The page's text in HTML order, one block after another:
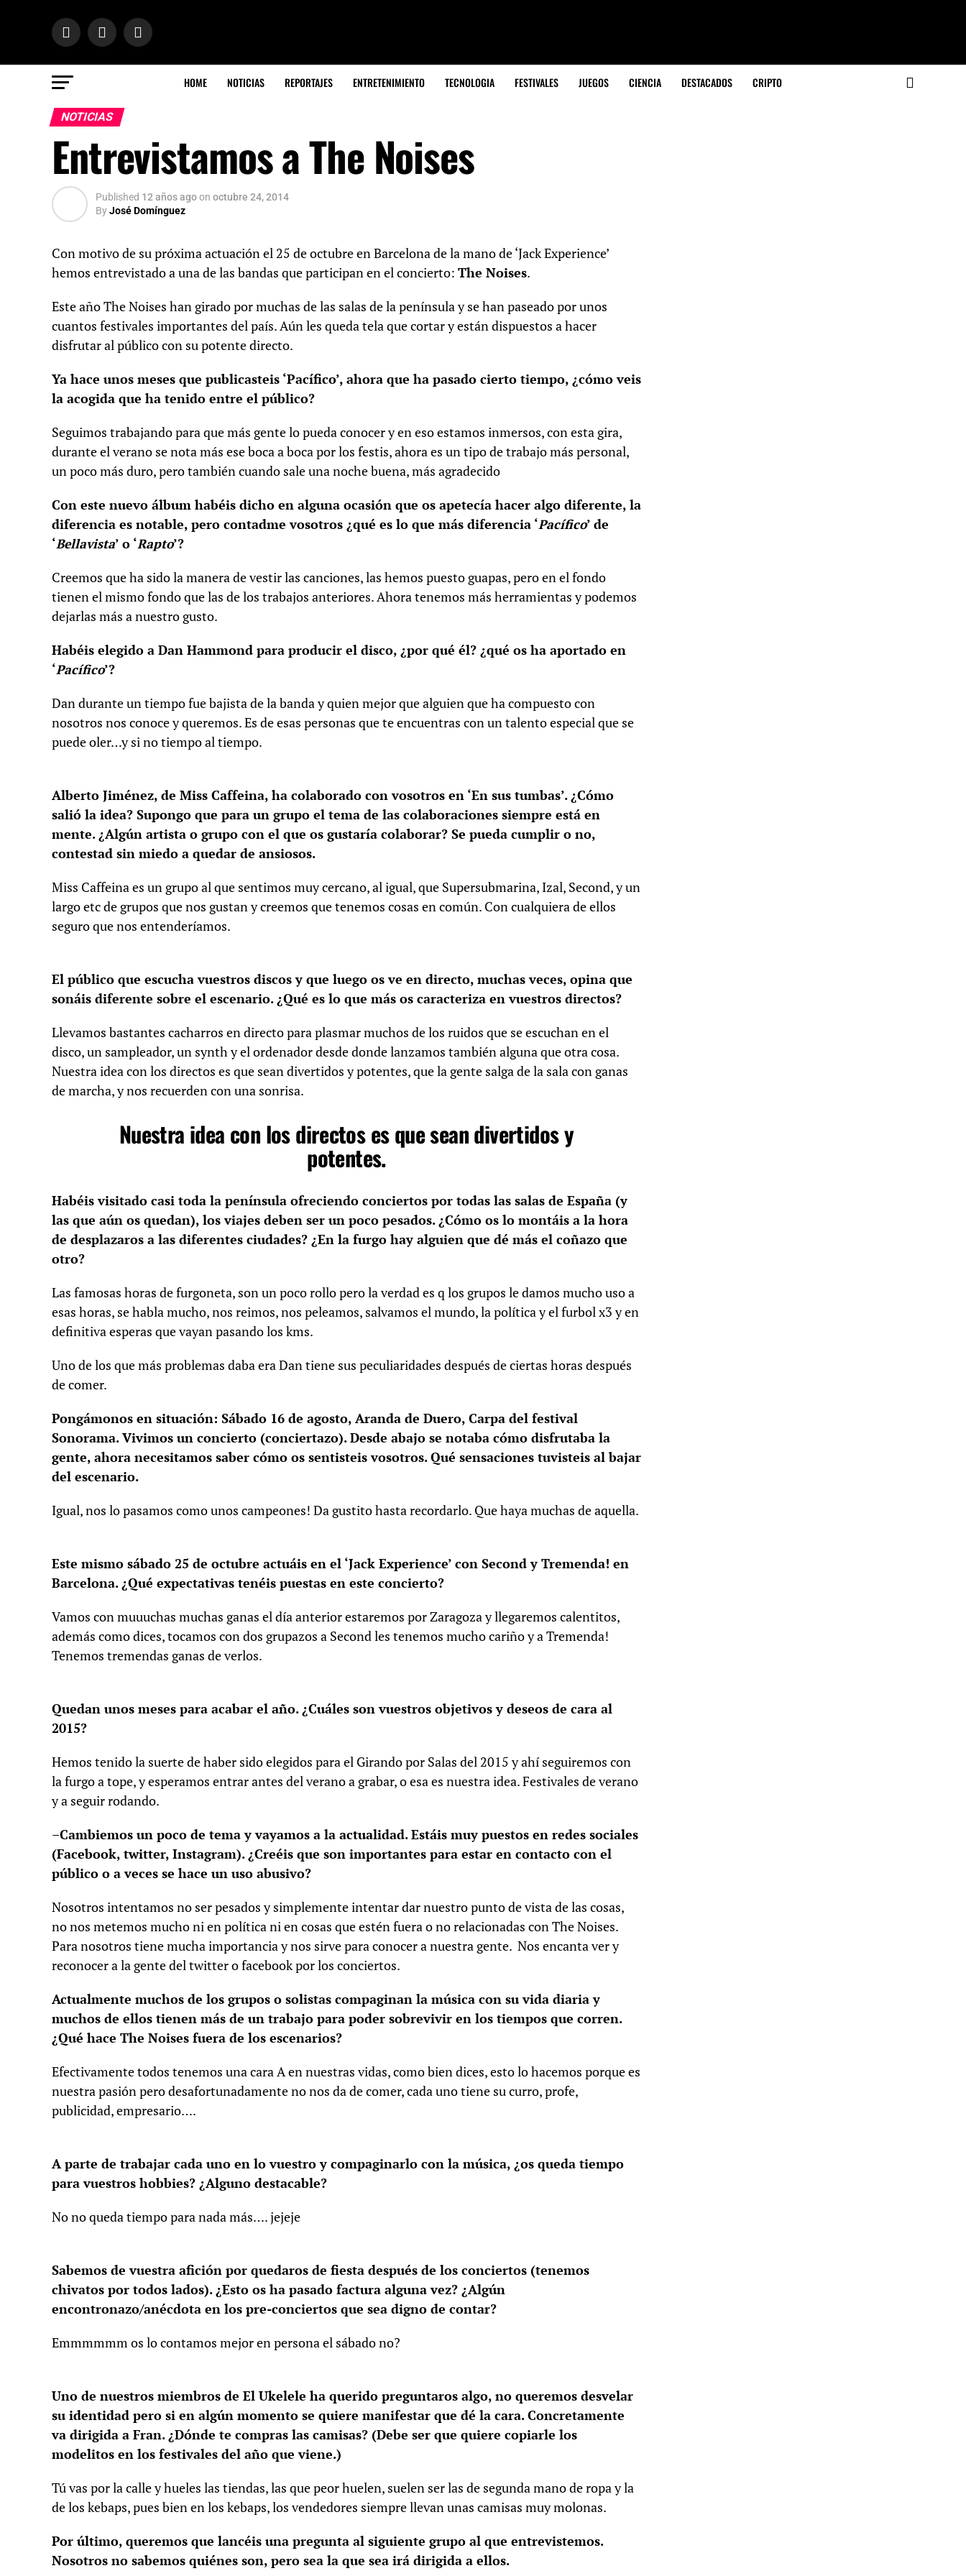
HOME NOTICIAS REPORTAJES ENTRETENIMIENTO TECNOLOGIA FESTIVALES JUEGOS CIENCIA DESTACADOS CRIPTO
NOTICIAS
Entrevistamos a The Noises
Published 12 años agoon octubre 24, 2014
ByJosé Domínguez
Con motivo de su próxima actuación el 25 de octubre en Barcelona de la mano de ‘Jack Experience’
hemos entrevistado a una de las bandas que participan en el concierto: The Noises.
Este año The Noises han girado por muchas de las salas de la península y se han paseado por unos
cuantos festivales importantes del país. Aún les queda tela que cortar y están dispuestos a hacer
disfrutar al público con su potente directo.
Ya hace unos meses que publicasteis ‘Pacífico’, ahora que ha pasado cierto tiempo, ¿cómo veis
la acogida que ha tenido entre el público?
Seguimos trabajando para que más gente lo pueda conocer y en eso estamos inmersos, con esta gira,
durante el verano se nota más ese boca a boca por los festis, ahora es un tipo de trabajo más personal,
un poco más duro, pero también cuando sale una noche buena, más agradecido
Con este nuevo álbum habéis dicho en alguna ocasión que os apetecía hacer algo diferente, la
diferencia es notable, pero contadme vosotros ¿qué es lo que más diferencia ‘Pacífico’ de
‘Bellavista’ o ‘Rapto’?
Creemos que ha sido la manera de vestir las canciones, las hemos puesto guapas, pero en el fondo
tienen el mismo fondo que las de los trabajos anteriores. Ahora tenemos más herramientas y podemos
dejarlas más a nuestro gusto.
Habéis elegido a Dan Hammond para producir el disco, ¿por qué él? ¿qué os ha aportado en
‘Pacífico’?
Dan durante un tiempo fue bajista de la banda y quien mejor que alguien que ha compuesto con
nosotros nos conoce y queremos. Es de esas personas que te encuentras con un talento especial que se
puede oler…y si no tiempo al tiempo.
Alberto Jiménez, de Miss Caffeina, ha colaborado con vosotros en ‘En sus tumbas’. ¿Cómo
salió la idea? Supongo que para un grupo el tema de las colaboraciones siempre está en
mente. ¿Algún artista o grupo con el que os gustaría colaborar? Se pueda cumplir o no,
contestad sin miedo a quedar de ansiosos.
Miss Caffeina es un grupo al que sentimos muy cercano, al igual, que Supersubmarina, Izal, Second, y un
largo etc de grupos que nos gustan y creemos que tenemos cosas en común. Con cualquiera de ellos
seguro que nos entenderíamos.
El público que escucha vuestros discos y que luego os ve en directo, muchas veces, opina que
sonáis diferente sobre el escenario. ¿Qué es lo que más os caracteriza en vuestros directos?
Llevamos bastantes cacharros en directo para plasmar muchos de los ruidos que se escuchan en el
disco, un sampleador, un synth y el ordenador desde donde lanzamos también alguna que otra cosa.
Nuestra idea con los directos es que sean divertidos y potentes, que la gente salga de la sala con ganas
de marcha, y nos recuerden con una sonrisa.
Nuestra idea con los directos es que sean divertidos y
potentes.
Habéis visitado casi toda la península ofreciendo conciertos por todas las salas de España (y
las que aún os quedan), los viajes deben ser un poco pesados. ¿Cómo os lo montáis a la hora
de desplazaros a las diferentes ciudades? ¿En la furgo hay alguien que dé más el coñazo que
otro?
Las famosas horas de furgoneta, son un poco rollo pero la verdad es q los grupos le damos mucho uso a
esas horas, se habla mucho, nos reimos, nos peleamos, salvamos el mundo, la política y el furbol x3 y en
definitiva esperas que vayan pasando los kms.
Uno de los que más problemas daba era Dan tiene sus peculiaridades después de ciertas horas después
de comer.
Pongámonos en situación: Sábado 16 de agosto, Aranda de Duero, Carpa del festival
Sonorama. Vivimos un concierto (conciertazo). Desde abajo se notaba cómo disfrutaba la
gente, ahora necesitamos saber cómo os sentisteis vosotros. Qué sensaciones tuvisteis al bajar
del escenario.
Igual, nos lo pasamos como unos campeones! Da gustito hasta recordarlo. Que haya muchas de aquella.
Este mismo sábado 25 de octubre actuáis en el ‘Jack Experience’ con Second y Tremenda! en
Barcelona. ¿Qué expectativas tenéis puestas en este concierto?
Vamos con muuuchas muchas ganas el día anterior estaremos por Zaragoza y llegaremos calentitos,
además como dices, tocamos con dos grupazos a Second les tenemos mucho cariño y a Tremenda!
Tenemos tremendas ganas de verlos.
Quedan unos meses para acabar el año. ¿Cuáles son vuestros objetivos y deseos de cara al
2015?
Hemos tenido la suerte de haber sido elegidos para el Girando por Salas del 2015 y ahí seguiremos con
la furgo a tope, y esperamos entrar antes del verano a grabar, o esa es nuestra idea. Festivales de verano
y a seguir rodando.
–Cambiemos un poco de tema y vayamos a la actualidad. Estáis muy puestos en redes sociales
(Facebook, twitter, Instagram). ¿Creéis que son importantes para estar en contacto con el
público o a veces se hace un uso abusivo?
Nosotros intentamos no ser pesados y simplemente intentar dar nuestro punto de vista de las cosas,
no nos metemos mucho ni en política ni en cosas que estén fuera o no relacionadas con The Noises.
Para nosotros tiene mucha importancia y nos sirve para conocer a nuestra gente. Nos encanta ver y
reconocer a la gente del twitter o facebook por los conciertos.
Actualmente muchos de los grupos o solistas compaginan la música con su vida diaria y
muchos de ellos tienen más de un trabajo para poder sobrevivir en los tiempos que corren.
¿Qué hace The Noises fuera de los escenarios?
Efectivamente todos tenemos una cara A en nuestras vidas, como bien dices, esto lo hacemos porque es
nuestra pasión pero desafortunadamente no nos da de comer, cada uno tiene su curro, profe,
publicidad, empresario….
A parte de trabajar cada uno en lo vuestro y compaginarlo con la música, ¿os queda tiempo
para vuestros hobbies? ¿Alguno destacable?
No no queda tiempo para nada más…. jejeje
Sabemos de vuestra afición por quedaros de fiesta después de los conciertos (tenemos
chivatos por todos lados). ¿Esto os ha pasado factura alguna vez? ¿Algún
encontronazo/anécdota en los pre-conciertos que sea digno de contar?
Emmmmmm os lo contamos mejor en persona el sábado no?
Uno de nuestros miembros de El Ukelele ha querido preguntaros algo, no queremos desvelar
su identidad pero si en algún momento se quiere manifestar que dé la cara. Concretamente
va dirigida a Fran. ¿Dónde te compras las camisas? (Debe ser que quiere copiarle los
modelitos en los festivales del año que viene.)
Tú vas por la calle y hueles las tiendas, las que peor huelen, suelen ser las de segunda mano de ropa y la
de los kebaps, pues bien en los kebaps, los vendedores siempre llevan unas camisas muy molonas.
Por último, queremos que lancéis una pregunta al siguiente grupo al que entrevistemos.
Nosotros no sabemos quiénes son, pero sea la que sea irá dirigida a ellos.